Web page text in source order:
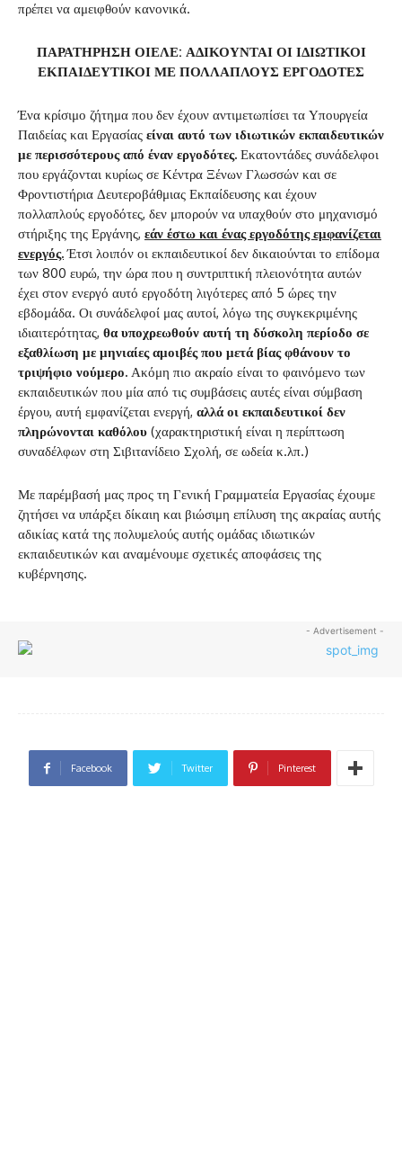
πρέπει να αμειφθούν κανονικά.
ΠΑΡΑΤΗΡΗΣΗ ΟΙΕΛΕ: ΑΔΙΚΟΥΝΤΑΙ ΟΙ ΙΔΙΩΤΙΚΟΙ
ΕΚΠΑΙΔΕΥΤΙΚΟΙ ΜΕ ΠΟΛΛΑΠΛΟΥΣ ΕΡΓΟΔΟΤΕΣ
Ένα κρίσιμο ζήτημα που δεν έχουν αντιμετωπίσει τα Υπουργεία
Παιδείας και Εργασίας είναι αυτό των ιδιωτικών εκπαιδευτικών
με περισσότερους από έναν εργοδότες. Εκατοντάδες συνάδελφοι
που εργάζονται κυρίως σε Κέντρα Ξένων Γλωσσών και σε
Φροντιστήρια Δευτεροβάθμιας Εκπαίδευσης και έχουν
πολλαπλούς εργοδότες, δεν μπορούν να υπαχθούν στο μηχανισμό
στήριξης της Εργάνης, εάν έστω και ένας εργοδότης εμφανίζεται
ενεργός.Έτσι λοιπόν οι εκπαιδευτικοί δεν δικαιούνται το επίδομα
των 800 ευρώ, την ώρα που η συντριπτική πλειονότητα αυτών
έχει στον ενεργό αυτό εργοδότη λιγότερες από 5 ώρες την
εβδομάδα. Οι συνάδελφοί μας αυτοί, λόγω της συγκεκριμένης
ιδιαιτερότητας, θα υποχρεωθούν αυτή τη δύσκολη περίοδο σε
εξαθλίωση με μηνιαίες αμοιβές που μετά βίας φθάνουν το
τριψήφιο νούμερο. Ακόμη πιο ακραίο είναι το φαινόμενο των
εκπαιδευτικών που μία από τις συμβάσεις αυτές είναι σύμβαση
έργου, αυτή εμφανίζεται ενεργή, αλλά οι εκπαιδευτικοί δεν
πληρώνονται καθόλου (χαρακτηριστική είναι η περίπτωση
συναδέλφων στη Σιβιτανίδειο Σχολή, σε ωδεία κ.λπ.)
Με παρέμβασή μας προς τη Γενική Γραμματεία Εργασίας έχουμε
ζητήσει να υπάρξει δίκαιη και βιώσιμη επίλυση της ακραίας αυτής
αδικίας κατά της πολυμελούς αυτής ομάδας ιδιωτικών
εκπαιδευτικών και αναμένουμε σχετικές αποφάσεις της
κυβέρνησης.
- Advertisement -
Facebook Twitter Pinterest